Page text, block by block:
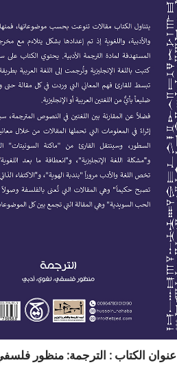
عنوان الكتاب : الترجمة: منظور